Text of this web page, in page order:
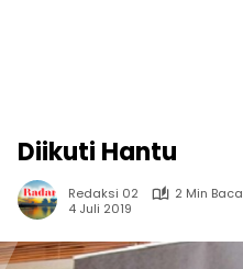
Diikuti Hantu
Redaksi 02
2 Min Baca
4 Juli 2019